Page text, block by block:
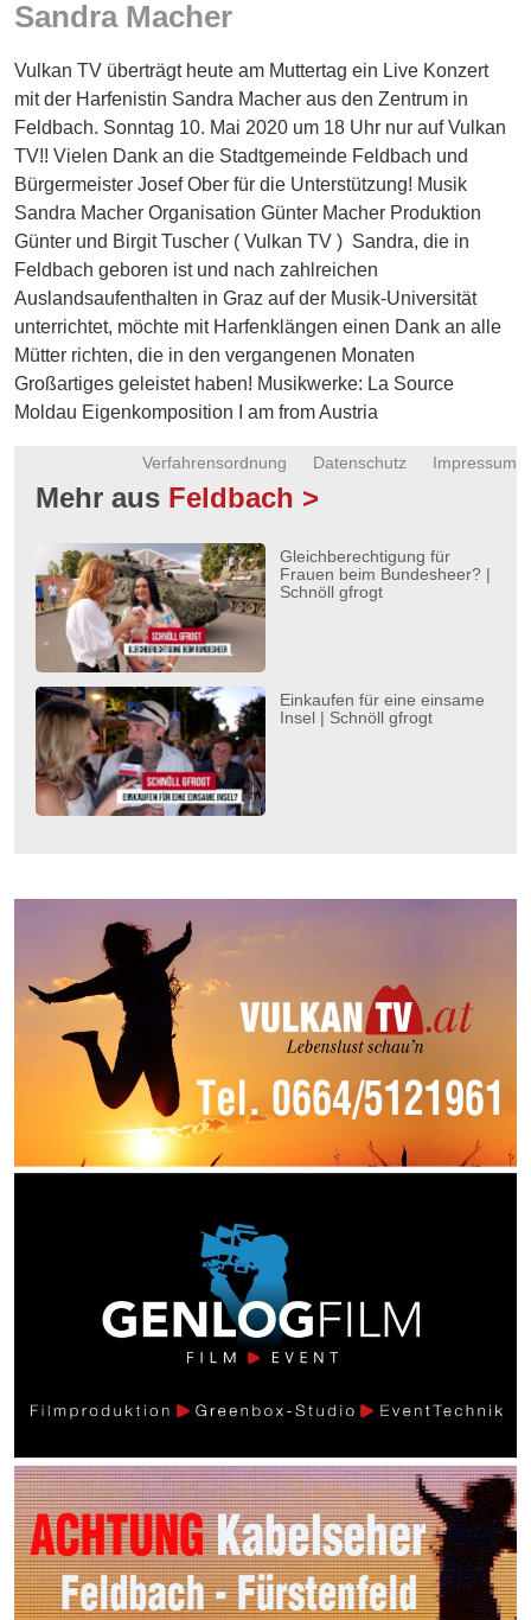
Energie
Schnöll
gfrogt
Zonen
Podcast
Sandra Macher
Vulkan TV überträgt heute am Muttertag ein Live Konzert
mit der Harfenistin Sandra Macher aus den Zentrum in
Feldbach. Sonntag 10. Mai 2020 um 18 Uhr nur auf Vulkan
TV!! Vielen Dank an die Stadtgemeinde Feldbach und
Bürgermeister Josef Ober für die Unterstützung! Musik
Sandra Macher Organisation Günter Macher Produktion
Günter und Birgit Tuscher ( Vulkan TV ) Sandra, die in
Feldbach geboren ist und nach zahlreichen
Auslandsaufenthalten in Graz auf der Musik-Universität
unterrichtet, möchte mit Harfenklängen einen Dank an alle
Mütter richten, die in den vergangenen Monaten
Großartiges geleistet haben! Musikwerke: La Source
Moldau Eigenkomposition I am from Austria
Impressum
Datenschutz
Verfahrensordnung
Mehr aus Feldbach >
Gleichberechtigung für
Frauen beim Bundesheer? |
Schnöll gfrogt
Einkaufen für eine einsame
Insel | Schnöll gfrogt